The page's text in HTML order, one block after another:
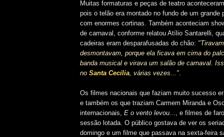
Muitas formaturas e peças de teatro
pois o telão era montado no fundo de um grande
com enormes cortinas. Também aconteciam
de carnaval, conforme relatou Atílio Santarelli,
cadeiras eram desparafusadas do chão: "
desmontavam, porque ela ficava em cima do
banda musical e virava um salão de carnaval.
no Santa Cecília , várias vezes..."
Os filmes nacionais que faziam muito sucesso
e também os que traziam Carmem Miranda e
internacionais, E o vento levou...
, e filmes de
sessão lotada. O público gostava de ver os
domingo e um filme que passava na sexta-feira